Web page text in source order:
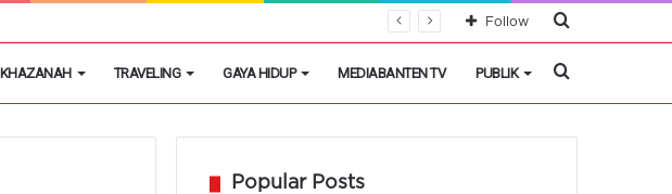
Cari
Follow
KHAZANAH TRAVELING GAYA HIDUP MEDIABANTEN TV PUBLIK Cari
Popular Posts